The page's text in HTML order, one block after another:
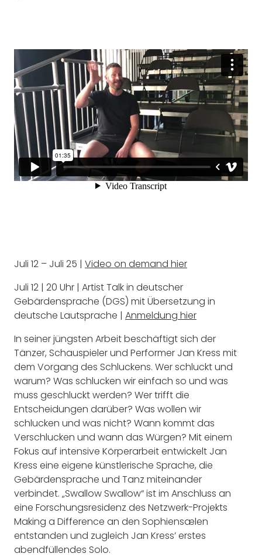
Juli 12 – Juli 25 | Video on demand hier
Juli 12 | 20 Uhr | Artist Talk in deutscher
Gebärdensprache (DGS) mit Übersetzung in
deutsche Lautsprache | Anmeldung hier
In seiner jüngsten Arbeit beschäftigt sich der
Tänzer, Schauspieler und Performer Jan Kress mit
dem Vorgang des Schluckens. Wer schluckt und
warum? Was schlucken wir einfach so und was
muss geschluckt werden? Wer trifft die
Entscheidungen darüber? Was wollen wir
schlucken und was nicht? Wann kommt das
Verschlucken und wann das Würgen? Mit einem
Fokus auf intensive Körperarbeit entwickelt Jan
Kress eine eigene künstlerische Sprache, die
Gebärdensprache und Tanz miteinander
verbindet. „Swallow Swallow“ ist im Anschluss an
eine Forschungsresidenz des Netzwerk-Projekts
Making a Difference an den Sophiensælen
entstanden und zugleich Jan Kress’ erstes
abendfüllendes Solo.